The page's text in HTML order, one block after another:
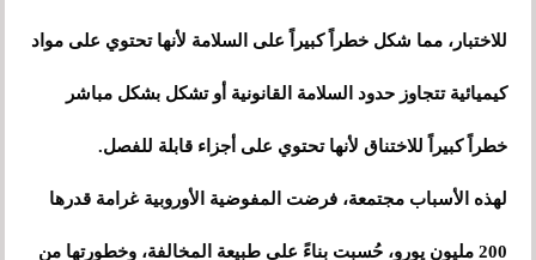
للاختبار، مما شكل خطراً كبيراً على السلامة لأنها تحتوي على مواد
كيميائية تتجاوز حدود السلامة القانونية أو تشكل بشكل مباشر
خطراً كبيراً للاختناق لأنها تحتوي على أجزاء قابلة للفصل.
لهذه الأسباب مجتمعة، فرضت المفوضية الأوروبية غرامة قدرها
200 مليون يورو، حُسبت بناءً على طبيعة المخالفة، وخطورتها من